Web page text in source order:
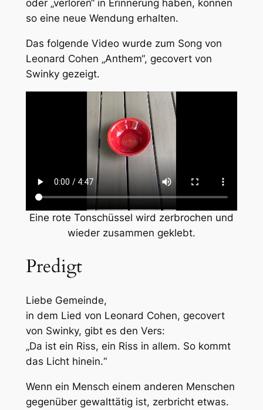
oder „verloren“ in Erinnerung haben, können
so eine neue Wendung erhalten.
Das folgende Video wurde zum Song von
Leonard Cohen „Anthem“, gecovert von
Swinky gezeigt.
Eine rote Tonschüssel wird zerbrochen und
wieder zusammen geklebt.
Predigt
Liebe Gemeinde,
in dem Lied von Leonard Cohen, gecovert
von Swinky, gibt es den Vers:
„Da ist ein Riss, ein Riss in allem. So kommt
das Licht hinein.“
Wenn ein Mensch einem anderen Menschen
gegenüber gewalttätig ist, zerbricht etwas.